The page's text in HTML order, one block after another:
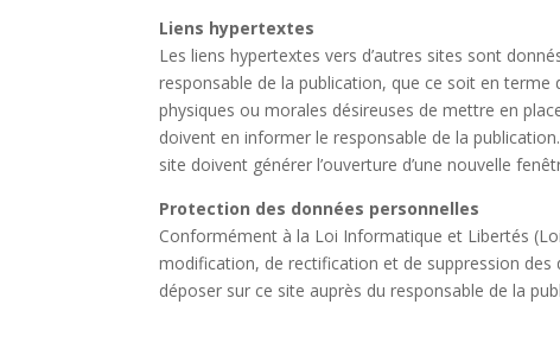
Liens hypertextes
Les liens hypertextes vers d’autres sites sont
responsable de la publication, que ce soit en terme
physiques ou morales désireuses de mettre en
doivent en informer le responsable de la
site doivent générer l’ouverture d’une nouvelle
Protection des données personnelles
Conformément à la Loi Informatique et Libertés
modification, de rectification et de suppression
déposer sur ce site auprès du responsable de la